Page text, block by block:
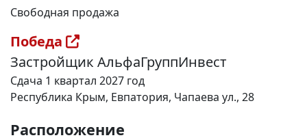
Свободная продажа
Победа
Застройщик АльфаГруппИнвест
Сдача 1 квартал 2027 год
Республика Крым, Евпатория, Чапаева ул., 28
Расположение